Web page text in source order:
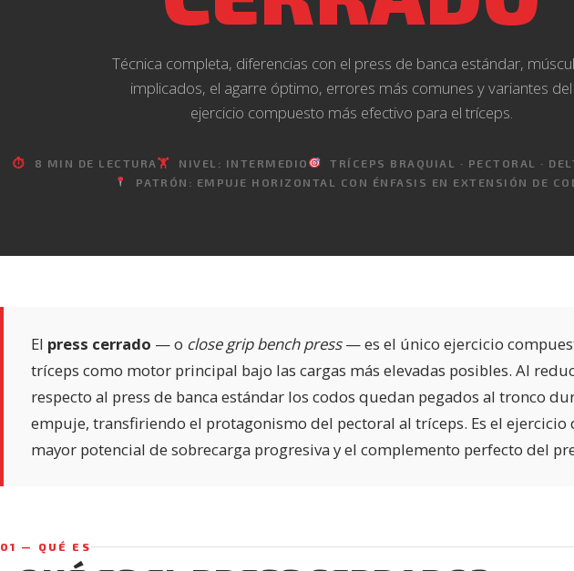
Técnica completa, diferencias con el press de banca estándar,
implicados, el agarre óptimo, errores más comunes y variantes del
ejercicio compuesto más efectivo para el tríceps.
⏱ 8 MIN DE LECTURA🏋️ NIVEL: INTERMEDIO
TRÍCEPS BRAQUIAL · PECTORAL ·
PATRÓN: EMPUJE HORIZONTAL CON ÉNFASIS EN EXTENSIÓN DE
El press cerrado — o close grip bench press— es el único ejercicio
tríceps como motor principal bajo las cargas más elevadas posibles. Al
respecto al press de banca estándar los codos quedan pegados al tronco
empuje, transfiriendo el protagonismo del pectoral al tríceps. Es el ejercicio
mayor potencial de sobrecarga progresiva y el complemento perfecto del
01 — QUÉ ES